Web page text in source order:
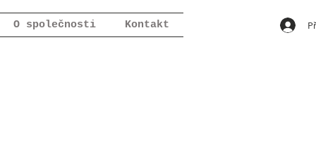
O společnosti Kontakt